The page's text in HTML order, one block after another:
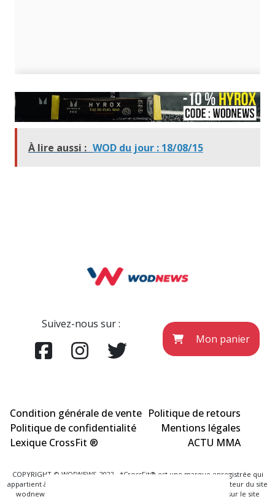
À lire aussi : WOD du jour : 18/08/15
Suivez-nous sur :
Mon panier
Condition générale de vente Politique de retours
Politique de confidentialité
Mentions légales
Lexique CrossFit ®
ACTU MMA
COPYRIGHT © WODNEWS 2022 - *CrossFit® est une marque enregistrée qui
appartient à la société CrossFit® Inc. et qui n'a aucun lien avec l'éditeur du site
wodnews.com. Les informations officielles sont exclusivement sur le site